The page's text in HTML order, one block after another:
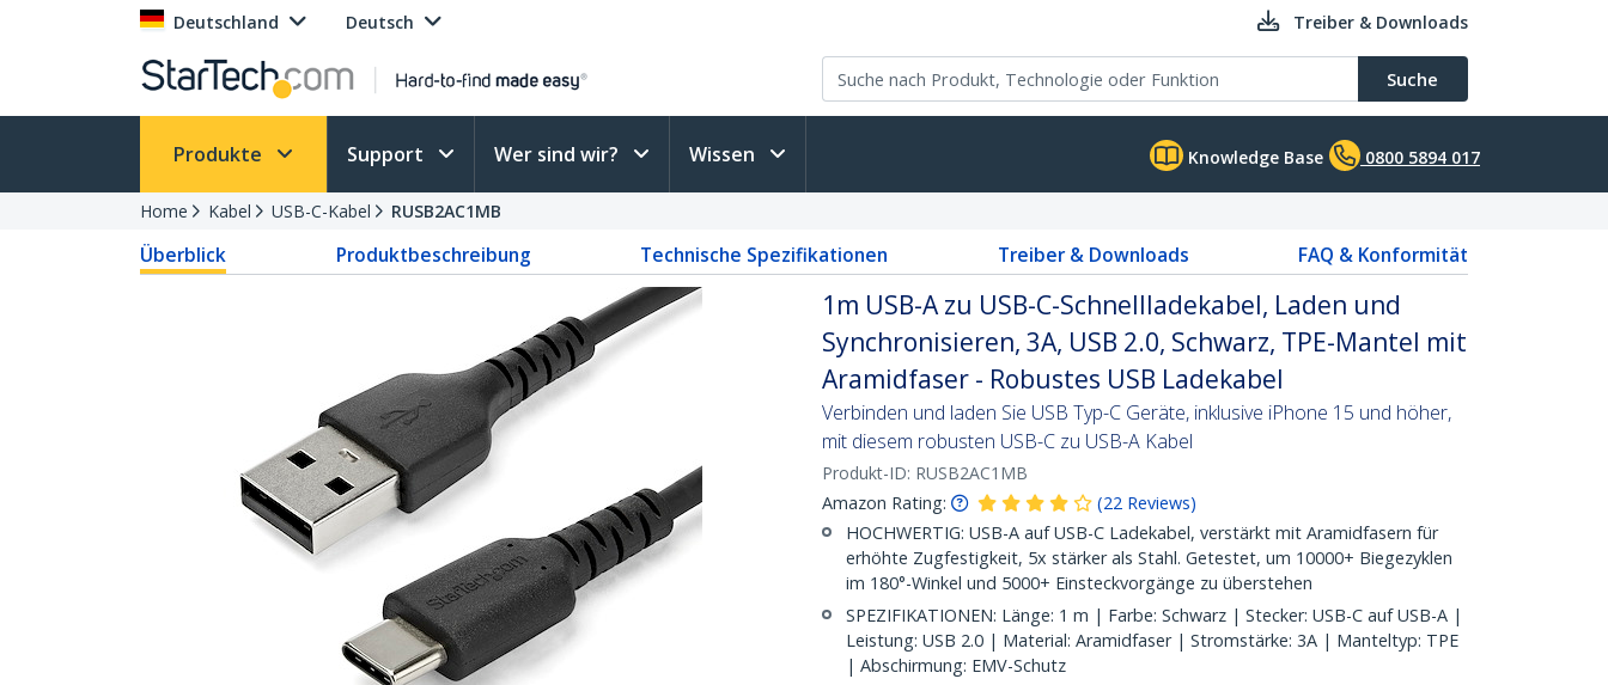
Deutschland Deutsch Treiber & Downloads
Suche
Produkte Support Wer sind wir? Wissen Knowledge Base 0800 5894 017
Home Kabel USB-C-Kabel RUSB2AC1MB
Überblick Produktbeschreibung Technische Spezifikationen Treiber & Downloads FAQ & Konformität
1m USB-A zu USB-C-Schnellladekabel, Laden und
Synchronisieren, 3A, USB 2.0, Schwarz, TPE-Mantel mit
Aramidfaser - Robustes USB Ladekabel
Verbinden und laden Sie USB Typ-C Geräte, inklusive iPhone 15 und höher,
mit diesem robusten USB-C zu USB-A Kabel
Produkt-ID: RUSB2AC1MB
Amazon Rating:
(22 Reviews)
HOCHWERTIG: USB-A auf USB-C Ladekabel, verstärkt mit Aramidfasern für
erhöhte Zugfestigkeit, 5x stärker als Stahl. Getestet, um 10000+ Biegezyklen
im 180°-Winkel und 5000+ Einsteckvorgänge zu überstehen
SPEZIFIKATIONEN: Länge: 1 m | Farbe: Schwarz | Stecker: USB-C auf USB-A |
Leistung: USB 2.0 | Material: Aramidfaser | Stromstärke: 3A | Manteltyp: TPE
| Abschirmung: EMV-Schutz